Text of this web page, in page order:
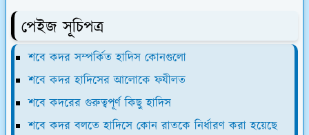
পেইজ সূচিপত্র
শবে কদর সম্পর্কিত হাদিস কোনগুলো
শবে কদর হাদিসের আলোকে ফযীলত
শবে কদরের গুরুত্বপূর্ণ কিছু হাদিস
শবে কদর বলতে হাদিসে কোন রাতকে নির্ধারণ করা হয়েছে